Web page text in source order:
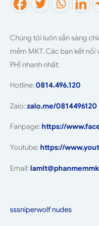
Chúng tôi luôn sẵn sàng
mềm MKT. Các bạn kết
PHÍ nhanh nhất:
Hotline:0814.496.120
Zalo:zalo.me/0814496120
Fanpage: https://
Youtube: https://
Email:
sssniperwolf nudes